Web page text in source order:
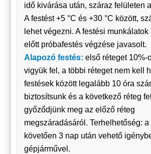
idő kivárása után, száraz felületen
A festést +5 °C és +30 °C között,
lehet végezni. A festési
előtt próbafestés végzése javasolt.
Alapozó festés: első réteget 10%-
vigyük fel, a többi réteget nem kell
festések között legalább 10 óra
biztosítsunk és a következő réteg
győződjünk meg az előző réteg
megszáradásáról. Terhelhetőség:
követően 3 nap után vehető
gépjárművel.